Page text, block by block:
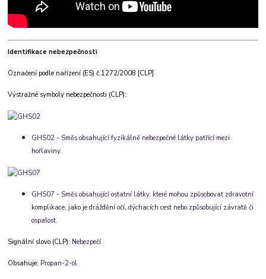
Identifikace nebezpečnosti
Označení podle nařízení (ES) č.1272/2008 [CLP]
Výstražné symboly nebezpečnosti (CLP):
GHS02 - Směs obsahující fyzikálně nebezpečné látky patřící mezi
hořlaviny.
GHS07 - Směs obsahující ostatní látky, které mohou způsobovat zdravotní
komplikace, jako je dráždění očí, dýchacích cest nebo způsobující závratě či
ospalost.
Signální slovo (CLP): Nebezpečí
Obsahuje: Propan-2-ol